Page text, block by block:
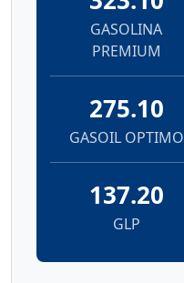
GASOLINA
PREMIUM
275.10
GASOIL OPTIMO
137.20
GLP